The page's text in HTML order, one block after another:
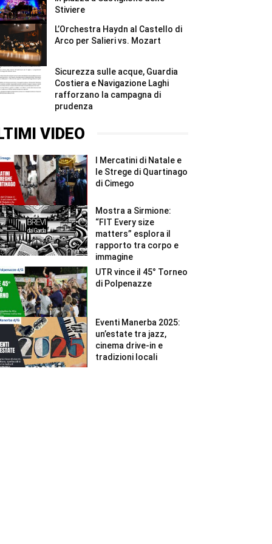
Stiviere
L’Orchestra Haydn al Castello di
Arco per Salieri vs. Mozart
Sicurezza sulle acque, Guardia
Costiera e Navigazione Laghi
rafforzano la campagna di
prudenza
VIDEO
I Mercatini di Natale e
le Strege di Quartinago
di Cimego
Mostra a Sirmione:
“FIT Every size
matters” esplora il
rapporto tra corpo e
immagine
UTR vince il 45° Torneo
di Polpenazze
Eventi Manerba 2025:
un’estate tra jazz,
cinema drive-in e
tradizioni locali